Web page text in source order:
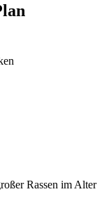
Rassen im Alter